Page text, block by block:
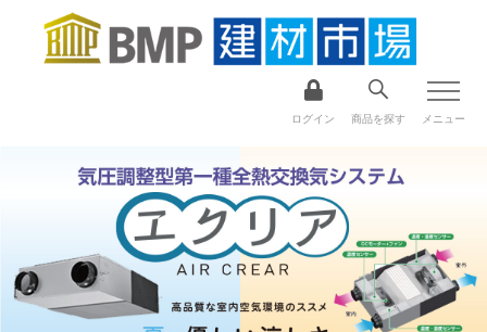
ログイン 商品を探す メニュー